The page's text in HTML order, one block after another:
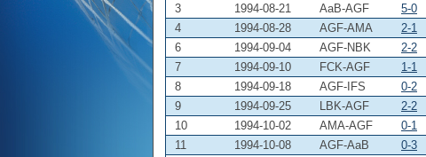
3
1994-08-21 AaB-AGF 5-0
4
1994-08-28 AGF-AMA 2-1
6
1994-09-04 AGF-NBK 2-2
7
1994-09-10 FCK-AGF 1-1
8
1994-09-18 AGF-IFS 0-2
9
1994-09-25 LBK-AGF 2-2
10
1994-10-02 AMA-AGF 0-1
11
1994-10-08 AGF-AaB 0-3